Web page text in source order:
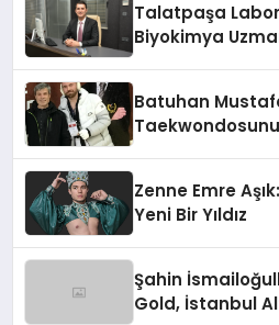
Talatpaşa
Biyokimya
Batuhan
Zenne Emre
Yeni Bir Yıldız
Şahin
Gold, İstanbul